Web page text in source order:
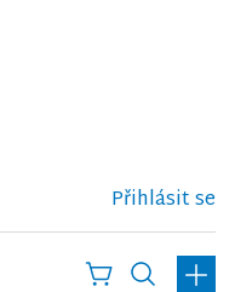
Přihlásit se